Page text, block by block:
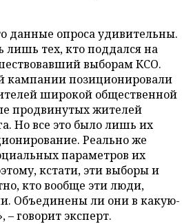
данные опроса удивительны.
лишь тех, кто поддался на
выборам КСО.
кампании позиционировали
широкой общественной
продвинутых жителей
Но все это было лишь их
Реально же
параметров их
кстати, эти выборы и
кто вообще эти люди,
Объединены ли они в какую-
– говорит эксперт.